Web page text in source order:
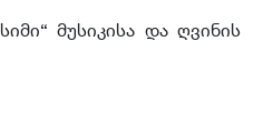
მუსიკისა და ღვინის